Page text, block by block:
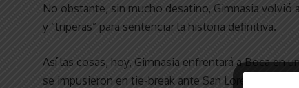
No obstante, sin mucho desatino, Gimnasia volvió
y “triperas” para sentenciar la historia definitiva.
Así las cosas, hoy, Gimnasia enfrentará a Boca en
se impusieron en tie-break ante San Lorenzo, que